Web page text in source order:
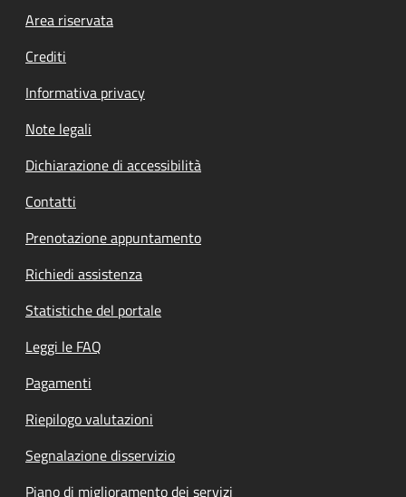
Footer menu
Area riservata
Crediti
Informativa privacy
Note legali
Dichiarazione di accessibilità
Contatti
Prenotazione appuntamento
Richiedi assistenza
Statistiche del portale
Leggi le FAQ
Pagamenti
Riepilogo valutazioni
Segnalazione disservizio
Piano di miglioramento dei servizi